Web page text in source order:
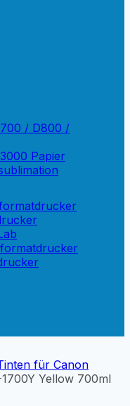
/ D800 /
Papier
für Canon
Yellow 700ml